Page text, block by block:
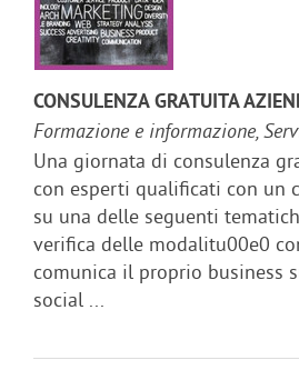
CONSULENZA GRATUITA
Formazione e informazione,
Una giornata di consulenza
con esperti qualificati con un
su una delle seguenti
verifica delle modalitu00e0
comunica il proprio business
social ...